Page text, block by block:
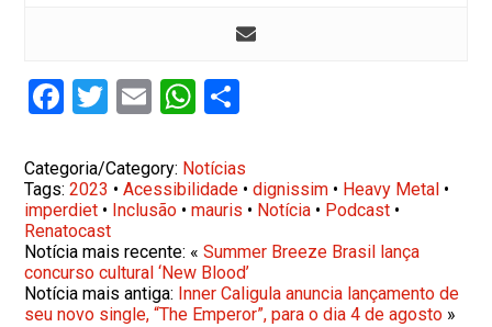
Facebook
Twitter
EmailWhatsApp
Categoria/Category: Notícias
Tags:2023 •Acessibilidade •dignissim • Heavy Metal •
imperdiet • Inclusão •mauris • Notícia • Podcast •
Renatocast
Notícia mais recente: «Summer Breeze Brasil lança
concurso cultural ‘New Blood’
Notícia mais antiga: Inner Caligula anuncia lançamento de
seu novo single, “The Emperor”, para o dia 4 de agosto »